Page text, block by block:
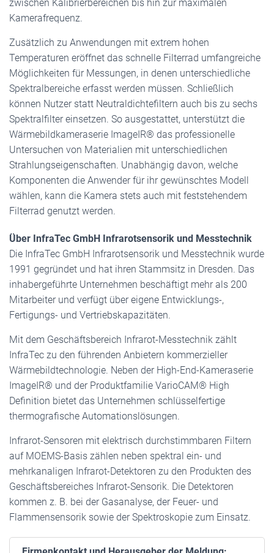
zwischen Kalibrierbereichen bis hin zur maximalen
Kamerafrequenz.
Zusätzlich zu Anwendungen mit extrem hohen
Temperaturen eröffnet das schnelle Filterrad umfangreiche
Möglichkeiten für Messungen, in denen unterschiedliche
Spektralbereiche erfasst werden müssen. Schließlich
können Nutzer statt Neutraldichtefiltern auch bis zu sechs
Spektralfilter einsetzen. So ausgestattet, unterstützt die
Wärmebildkameraserie ImageIR® das professionelle
Untersuchen von Materialien mit unterschiedlichen
Strahlungseigenschaften. Unabhängig davon, welche
Komponenten die Anwender für ihr gewünschtes Modell
wählen, kann die Kamera stets auch mit feststehendem
Filterrad genutzt werden.
Über InfraTec GmbH Infrarotsensorik und Messtechnik
Die InfraTec GmbH Infrarotsensorik und Messtechnik wurde
1991 gegründet und hat ihren Stammsitz in Dresden. Das
inhabergeführte Unternehmen beschäftigt mehr als 200
Mitarbeiter und verfügt über eigene Entwicklungs-,
Fertigungs- und Vertriebskapazitäten.
Mit dem Geschäftsbereich Infrarot-Messtechnik zählt
InfraTec zu den führenden Anbietern kommerzieller
Wärmebildtechnologie. Neben der High-End-Kameraserie
ImageIR® und der Produktfamilie VarioCAM® High
Definition bietet das Unternehmen schlüsselfertige
thermografische Automationslösungen.
Infrarot-Sensoren mit elektrisch durchstimmbaren Filtern
auf MOEMS-Basis zählen neben spektral ein- und
mehrkanaligen Infrarot-Detektoren zu den Produkten des
Geschäftsbereiches Infrarot-Sensorik. Die Detektoren
kommen z. B. bei der Gasanalyse, der Feuer- und
Flammensensorik sowie der Spektroskopie zum Einsatz.